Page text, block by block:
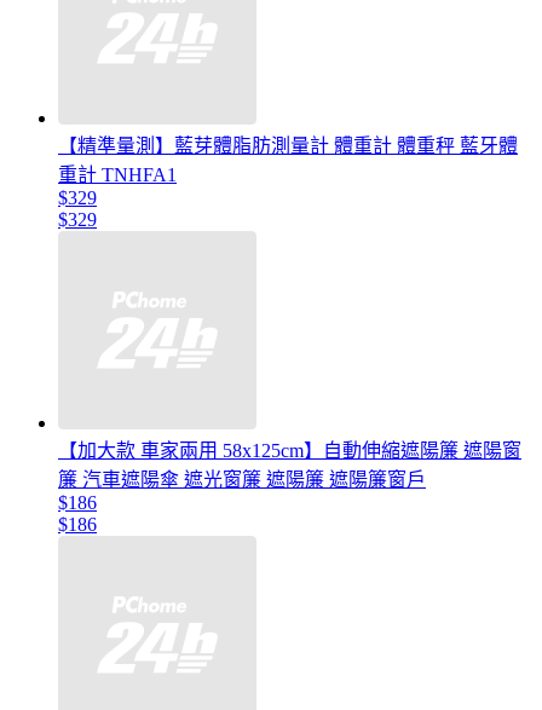
【精準量測】藍芽體脂肪測量計 體重計 體重秤 藍牙體
重計 TNHFA1
$329
$329
【加大款 車家兩用 58x125cm】自動伸縮遮陽簾 遮陽窗
簾 汽車遮陽傘 遮光窗簾 遮陽簾 遮陽簾窗戶
$186
$186